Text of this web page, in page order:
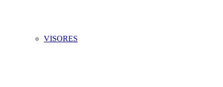
VISORES